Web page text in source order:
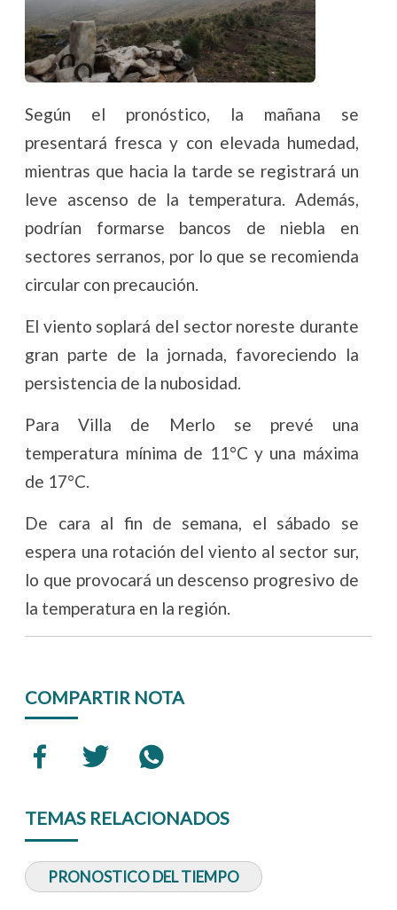
Según el pronóstico, la mañana se
presentará fresca y con elevada humedad,
mientras que hacia la tarde se registrará un
leve ascenso de la temperatura. Además,
podrían formarse bancos de niebla en
sectores serranos, por lo que se recomienda
circular con precaución.
El viento soplará del sector noreste durante
gran parte de la jornada, favoreciendo la
persistencia de la nubosidad.
Para Villa de Merlo se prevé una
temperatura mínima de 11°C y una máxima
de 17°C.
De cara al fin de semana, el sábado se
espera una rotación del viento al sector sur,
lo que provocará un descenso progresivo de
la temperatura en la región.
COMPARTIR NOTA
TEMAS RELACIONADOS
PRONOSTICO DEL TIEMPO